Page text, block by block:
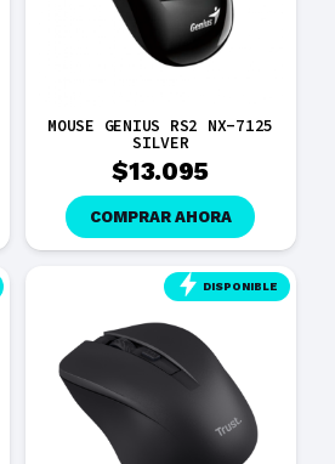
MOUSE GENIUS RS2 NX-7125
SILVER
$13.095
COMPRAR AHORA
DISPONIBLE